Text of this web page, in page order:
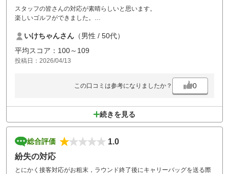
スタッフの皆さんの対応が素晴らしいと思います。
楽しいゴルフができました。
いけちゃんさん （男性 / 50代）
平均スコア：100～109
投稿日：2026/04/13
この口コミは参考になりましたか？ 0
続きを見る
総合評価
1.0
紛失の対応
とにかく接客対応がお粗末，ラウンド終了後にキャリーバッグを送る際